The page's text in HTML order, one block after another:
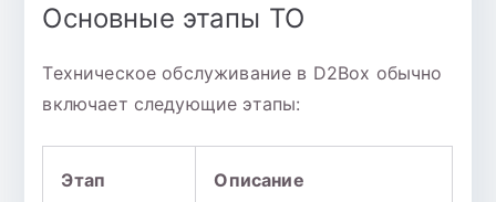
Основные этапы ТО
Техническое обслуживание в D2Box обычно
включает следующие этапы:
Этап Описание